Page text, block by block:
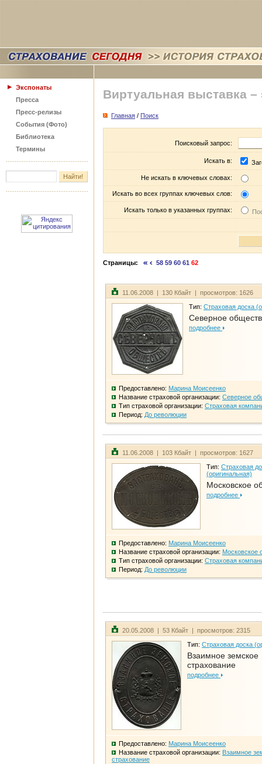
Экспонаты
Пресса
Пресс-релизы
События (Фото)
Библиотека
Термины
Виртуальная выставка –
Главная / Поиск
Поисковый запрос:
Искать в:
Не искать в ключевых словах:
Искать во всех группах ключевых слов:
Искать только в указанных группах:
Страницы: 58 59 60 61 62
11.06.2008 | 130 Кбайт | просмотров: 1626
Тип: Страховая доска
Северное
подробнее
Предоставлено: Марина Моисеенко
Название страховой организации: Северное
Тип страховой организации: Страховая
Период: До революции
11.06.2008 | 103 Кбайт | просмотров: 1627
Тип: Страховая
(оригинальная)
Московское
подробнее
Предоставлено: Марина Моисеенко
Название страховой организации: Московское
Тип страховой организации: Страховая
Период: До революции
20.05.2008 | 53 Кбайт | просмотров: 2315
Тип: Страховая доска
Взаимное земское
страхование
подробнее
Предоставлено: Марина Моисеенко
Название страховой организации: Взаимное
страхование